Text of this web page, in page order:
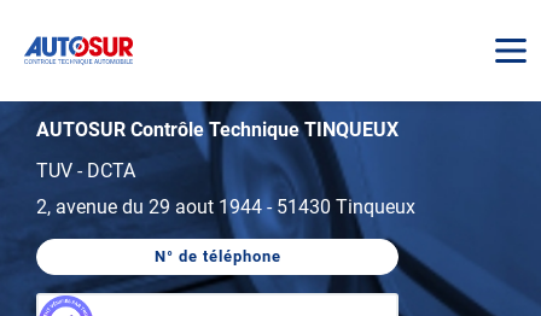
AUTOSUR Contrôle Technique TINQUEUX
TUV - DCTA
2, avenue du 29 aout 1944 - 51430 Tinqueux
N° de téléphone
AFFICHER
LE